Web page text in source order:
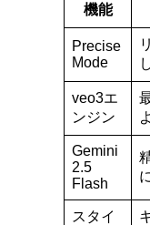
機能
Precise
Mode
veo3エ
ンジン
Gemini
2.5
Flash
スタイ